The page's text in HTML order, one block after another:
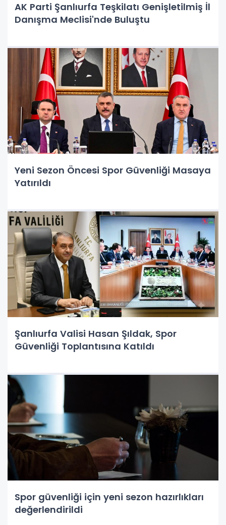
AK Parti Şanlıurfa Teşkilatı Genişletilmiş İl
Danışma Meclisi'nde Buluştu
Yeni Sezon Öncesi Spor Güvenliği Masaya
Yatırıldı
Şanlıurfa Valisi Hasan Şıldak, Spor
Güvenliği Toplantısına Katıldı
Spor güvenliği için yeni sezon hazırlıkları
değerlendirildi